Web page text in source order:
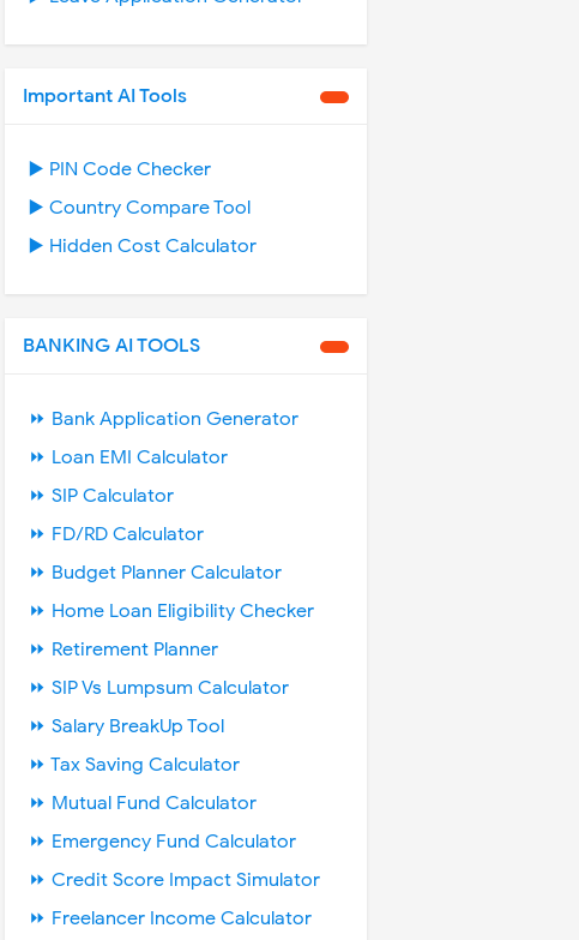
Important AI Tools
▶️ PIN Code Checker
▶️ Country Compare Tool
▶️ Hidden Cost Calculator
BANKING AI TOOLS
⏩ Bank Application Generator
⏩ Loan EMI Calculator
⏩ SIP Calculator
⏩ FD/RD Calculator
⏩ Budget Planner Calculator
⏩ Home Loan Eligibility Checker
⏩ Retirement Planner
⏩ SIP Vs Lumpsum Calculator
⏩ Salary BreakUp Tool
⏩ Tax Saving Calculator
⏩ Mutual Fund Calculator
⏩ Emergency Fund Calculator
⏩ Credit Score Impact Simulator
⏩ Freelancer Income Calculator